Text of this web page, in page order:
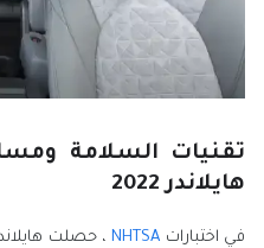
تقنيات السلامة
هايلاندر 2022
في اختبارات NHTSA